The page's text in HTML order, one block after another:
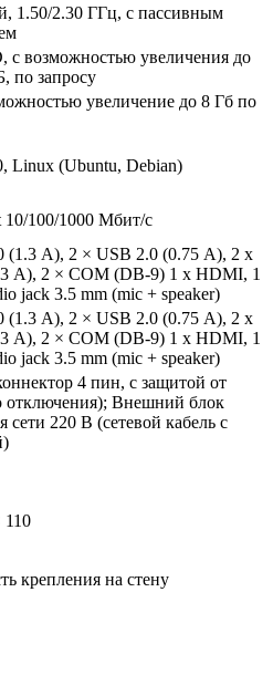
1.50/2.30 ГГц, с пассивным
с возможностью увеличения до
по запросу
увеличение до 8 Гб по
Linux (Ubuntu, Debian)
10/100/1000 Мбит/с
(1.3 А), 2 × USB 2.0 (0.75 А), 2 x
А), 2 × COM (DB-9) 1 x HDMI, 1
jack 3.5 mm (mic + speaker)
(1.3 А), 2 × USB 2.0 (0.75 А), 2 x
А), 2 × COM (DB-9) 1 x HDMI, 1
jack 3.5 mm (mic + speaker)
4 пин, с защитой от
отключения); Внешний блок
сети 220 В (сетевой кабель с
110
крепления на стену